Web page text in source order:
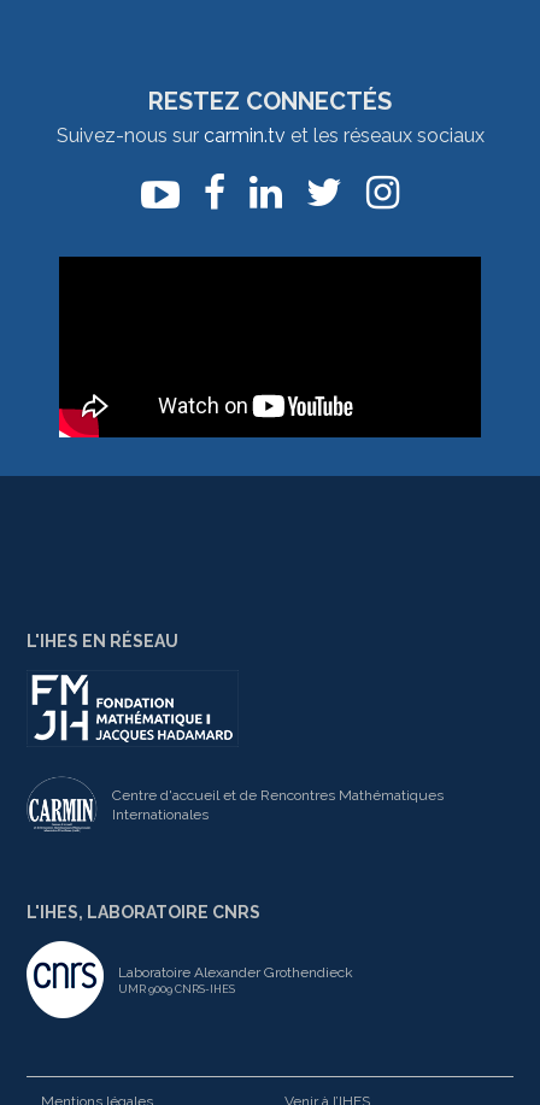
RESTEZ CONNECTÉS
Suivez-nous sur carmin.tv et les réseaux sociaux
L'IHES EN RÉSEAU
Centre d'accueil et de Rencontres Mathématiques
Internationales
L'IHES, LABORATOIRE CNRS
Laboratoire Alexander Grothendieck
UMR 9009 CNRS-IHES
Mentions légales Venir à l’IHES